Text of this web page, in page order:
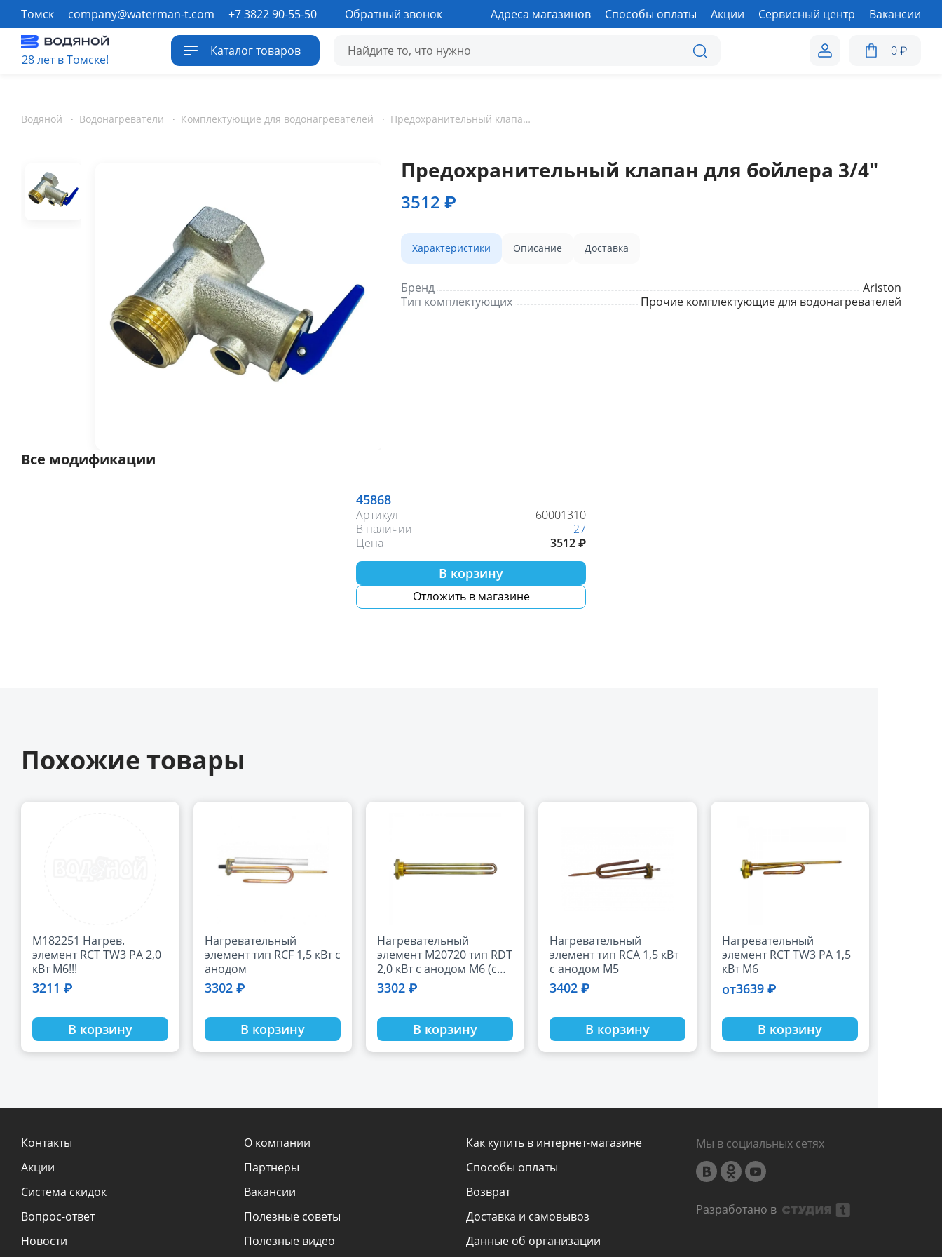
Томск company@waterman-t.com +7 3822 90-55-50 Обратный звонок Адреса магазинов Способы оплаты Акции Сервисный центр Вакансии
28 лет в Томске!
Каталог товаров 0₽
Водяной · Водонагреватели · Комплектующие для водонагревателей · Предохранительный клапан для бойлера 3/4"
Предохранительный клапан для бойлера 3/4"
3512 ₽
Характеристики Описание Доставка
Бренд
Ariston
Тип комплектующих
Прочие комплектующие для водонагревателей
Все модификации
45868
Артикул
60001310
В наличии
27
Цена
3512 ₽
В корзину
Отложить в магазине
Похожие товары
М182251 Нагрев.
элемент RCT TW3 PA 2,0
кВт M6!!!
3211 ₽
В корзину
Нагревательный
элемент тип RCF 1,5 кВт с
анодом
3302 ₽
В корзину
Нагревательный
элемент М20720 тип RDT
2,0 кВт с анодом M6 (с
прокладкой)
3302 ₽
В корзину
Нагревательный
элемент тип RCA 1,5 кВт
с анодом М5
3402 ₽
В корзину
Нагревательный
элемент RCT TW3 PA 1,5
кВт M6
от3639 ₽
В корзину
Контакты
Акции
Система скидок
Вопрос-ответ
Новости
О компании
Партнеры
Вакансии
Полезные советы
Полезные видео
Как купить в интернет-магазине
Способы оплаты
Возврат
Доставка и самовывоз
Данные об организации
Мы в социальных сетях
Разработано в